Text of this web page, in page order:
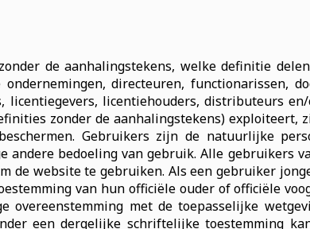
de aanhalingstekens, welke definitie
directeuren, functionarissen,
licentiehouders, distributeurs
zonder de aanhalingstekens) exploiteert,
Gebruikers zijn de natuurlijke
bedoeling van gebruik. Alle gebruikers
website te gebruiken. Als een gebruiker
van hun officiële ouder of officiële
met de toepasselijke
een dergelijke schriftelijke toestemming